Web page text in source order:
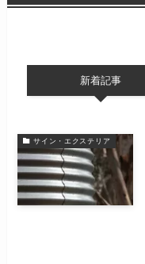
新着記事
サイン・エクステリア